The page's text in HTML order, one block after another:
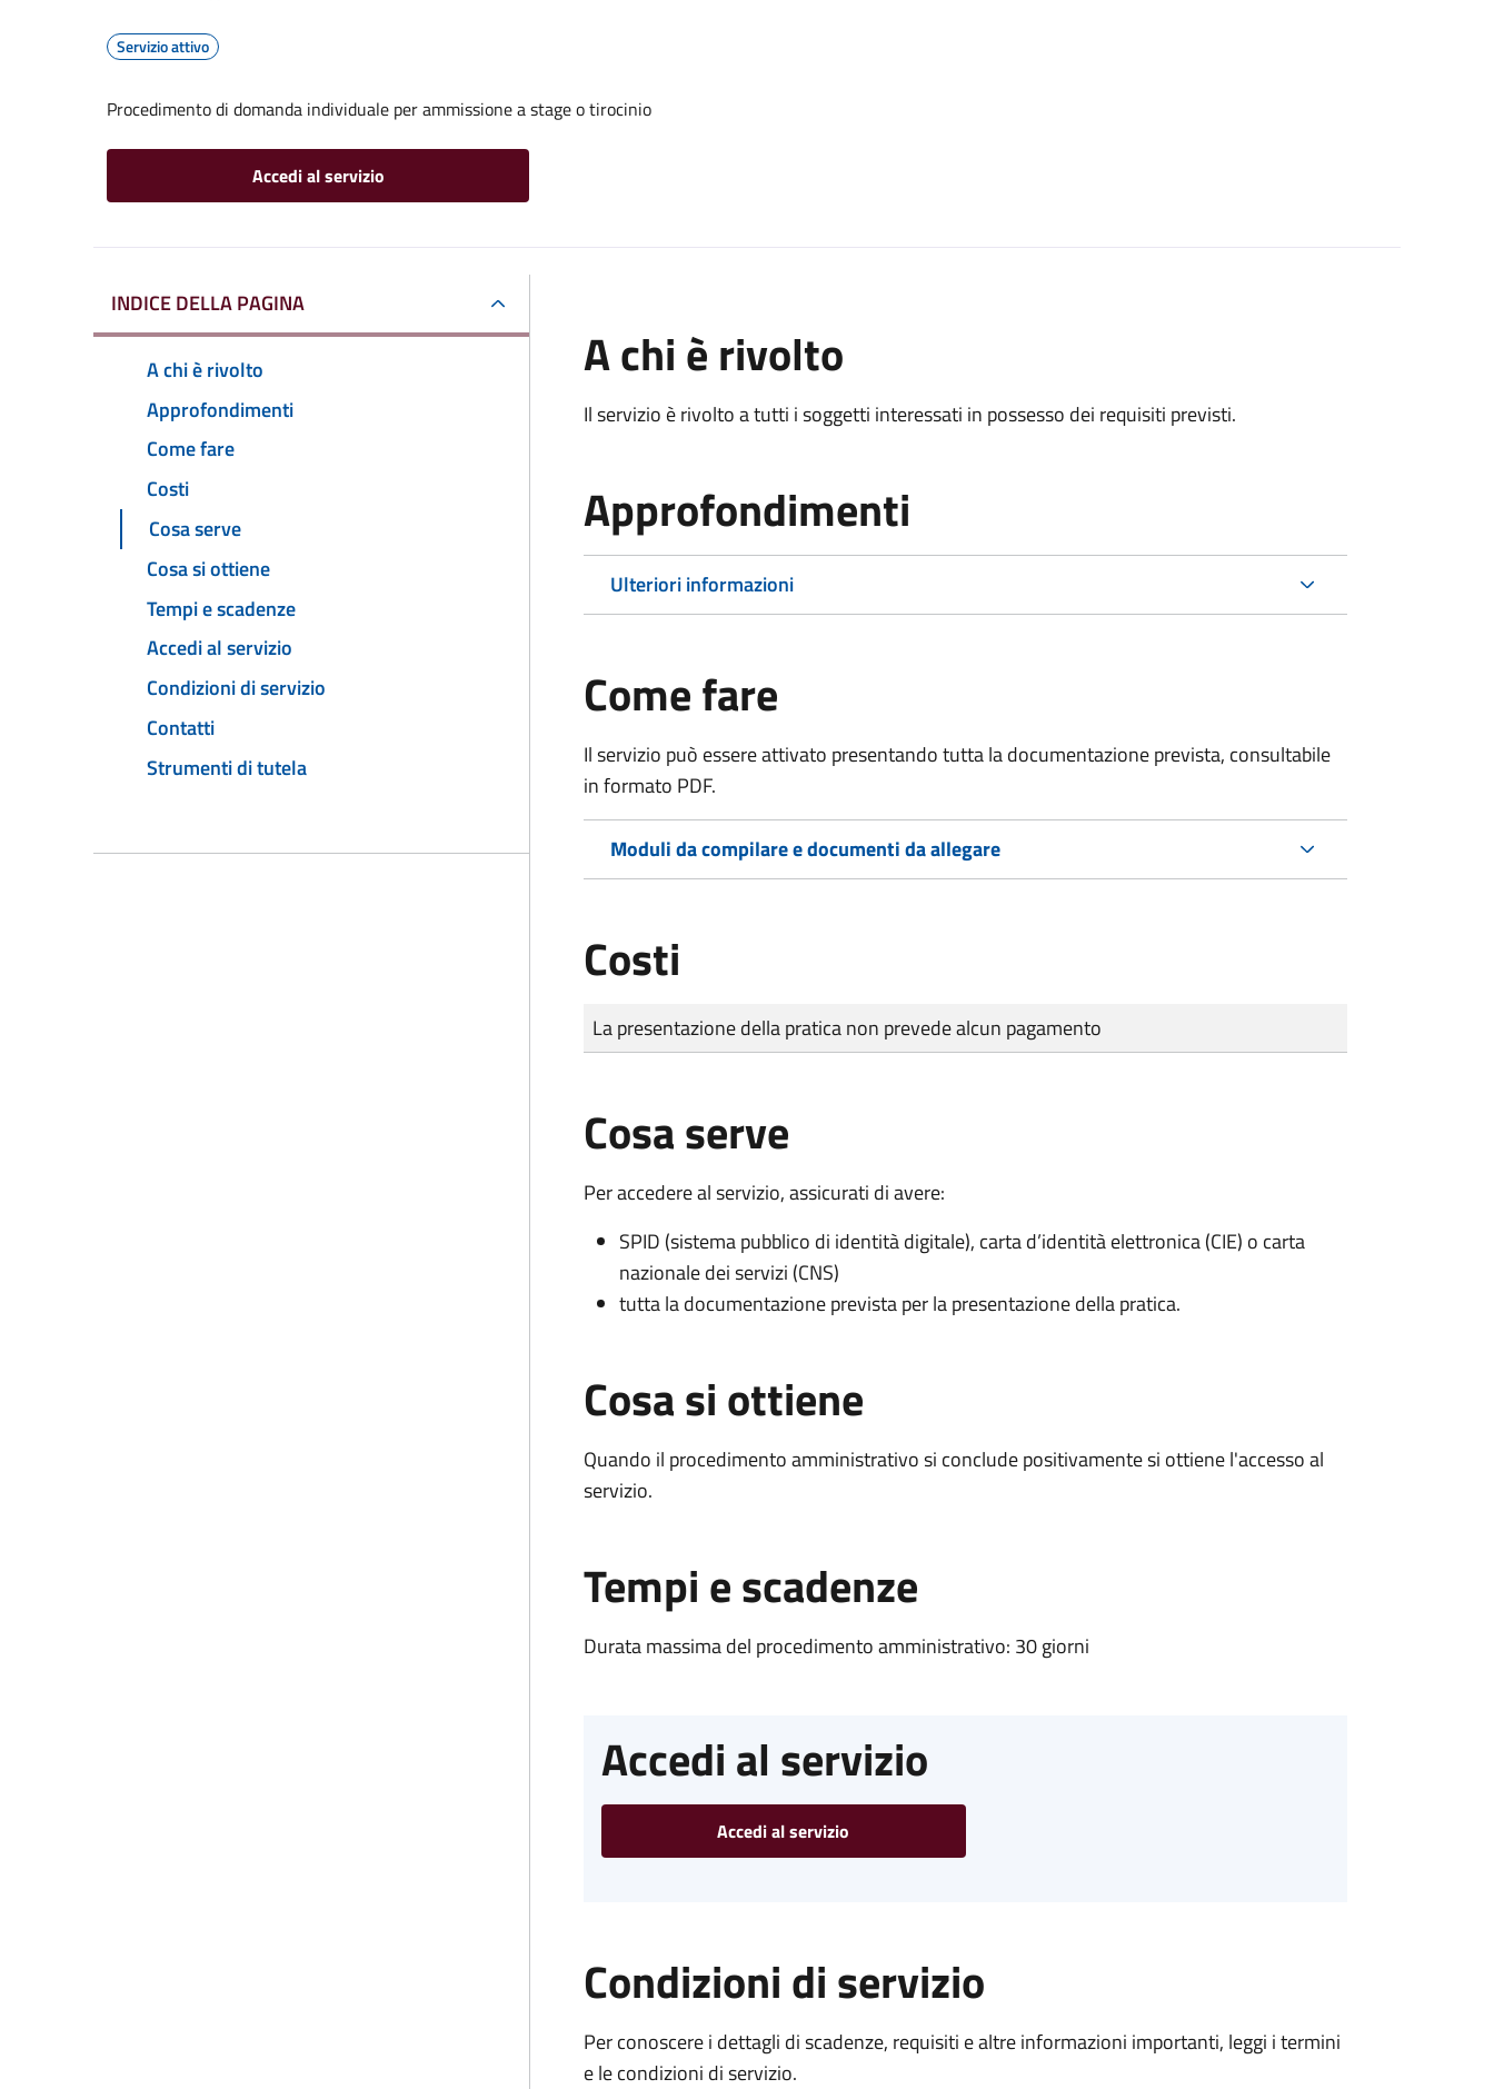
Servizio attivo
Procedimento di domanda individuale per ammissione a stage o tirocinio
Accedi al servizio
INDICE DELLA PAGINA
A chi è rivolto
Approfondimenti
Come fare
Costi
Cosa serve
Cosa si ottiene
Tempi e scadenze
Accedi al servizio
Condizioni di servizio
Contatti
Strumenti di tutela
A chi è rivolto
Il servizio è rivolto a tutti i soggetti interessati in possesso dei requisiti previsti.
Approfondimenti
Ulteriori informazioni
Come fare
Il servizio può essere attivato presentando tutta la documentazione prevista, consultabile
in formato PDF.
Moduli da compilare e documenti da allegare
Costi
Tipo di pagamento
Importo
La presentazione della pratica non prevede alcun pagamento
Cosa serve
Per accedere al servizio, assicurati di avere:
SPID (sistema pubblico di identità digitale), carta d’identità elettronica (CIE) o carta
nazionale dei servizi (CNS)
tutta la documentazione prevista per la presentazione della pratica.
Cosa si ottiene
Quando il procedimento amministrativo si conclude positivamente si ottiene l'accesso al
servizio.
Tempi e scadenze
Durata massima del procedimento amministrativo: 30 giorni
Accedi al servizio
Accedi al servizio
Condizioni di servizio
Per conoscere i dettagli di scadenze, requisiti e altre informazioni importanti, leggi i termini
e le condizioni di servizio.